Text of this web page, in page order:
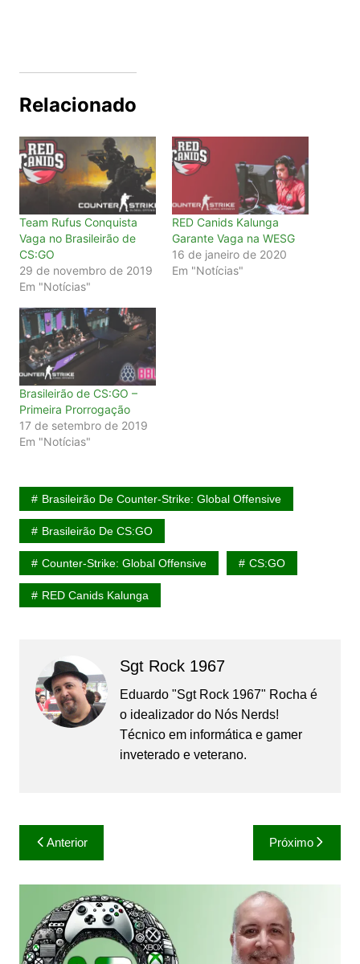
Relacionado
Team Rufus Conquista
Vaga no Brasileirão de
CS:GO
29 de novembro de 2019
Em "Notícias"
RED Canids Kalunga
Garante Vaga na WESG
16 de janeiro de 2020
Em "Notícias"
Brasileirão de CS:GO –
Primeira Prorrogação
17 de setembro de 2019
Em "Notícias"
Brasileirão De Counter-Strike: Global Offensive
Brasileirão De CS:GO
Counter-Strike: Global Offensive CS:GO
RED Canids Kalunga
Sgt Rock 1967
Eduardo "Sgt Rock 1967" Rocha é
o idealizador do Nós Nerds!
Técnico em informática e gamer
inveterado e veterano.
Navegação
de
Post
Anterior Próximo